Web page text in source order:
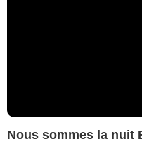
Nous sommes la nuit